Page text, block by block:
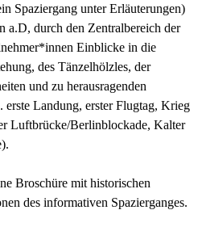
Spaziergang unter Erläuterungen)
a.D, durch den Zentralbereich der
Einblicke in die
des Tänzelhölzles, der
und zu herausragenden
erste Landung, erster Flugtag, Krieg
Luftbrücke/Berlinblockade, Kalter
Broschüre mit historischen
des informativen Spazierganges.